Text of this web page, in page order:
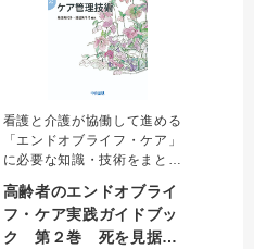
看護と介護が協働して進める
「エンドオブライフ・ケア」
に必要な知識・技術をまとめ
ドオブライフ・ケアの質を高
めていくために欠かせない
「管理」の視点をまとめた。
高齢者のエンドオブライ
フ・ケア実践ガイドブッ
ク 第２巻 死を見据え